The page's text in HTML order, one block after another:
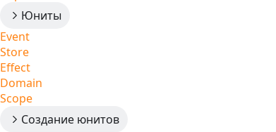
Юниты
Event
Store
Effect
Domain
Scope
Создание юнитов